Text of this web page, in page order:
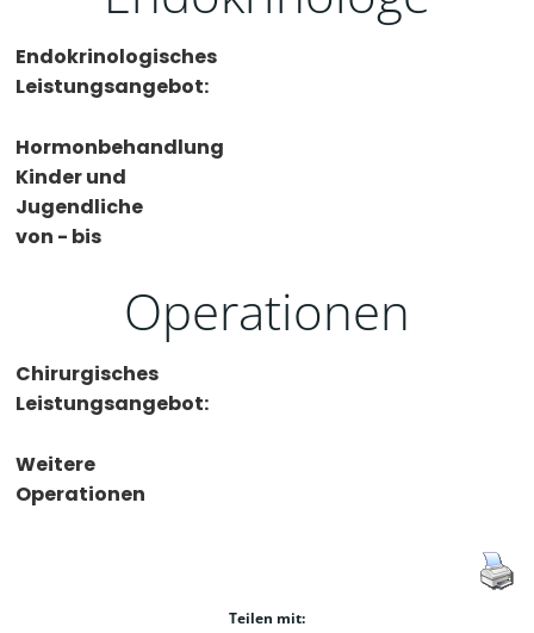
Endokrinologisches
Leistungsangebot:
Hormonbehandlung
Kinder und
Jugendliche
von - bis
Operationen
Chirurgisches
Leistungsangebot:
Weitere
Operationen
Teilen mit: